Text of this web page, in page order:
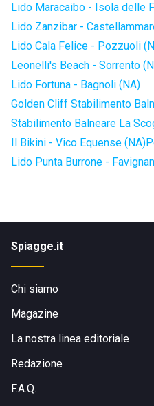
Lido Maracaibo - Isola delle
Lido Zanzibar -
Lido Cala Felice - Pozzuoli
Leonelli's Beach - Sorrento
Lido Fortuna - Bagnoli (NA)
Golden Cliff Stabilimento
Stabilimento Balneare La
Il Bikini - Vico Equense (NA)
Lido Punta Burrone -
Spiagge.it
Chi siamo
Magazine
La nostra linea editoriale
Redazione
F.A.Q.